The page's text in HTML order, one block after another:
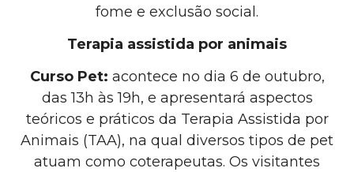
fome e exclusão social.
Terapia assistida por animais
Curso Pet: acontece no dia 6 de outubro,
das 13h às 19h, e apresentará aspectos
teóricos e práticos da Terapia Assistida por
Animais (TAA), na qual diversos tipos de pet
atuam como coterapeutas. Os visitantes